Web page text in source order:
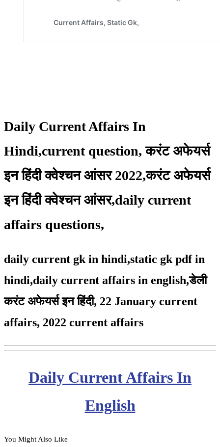
Daily Current Affairs In
Hindi,current question, करंट अफेयर्स
इन हिंदी क्वेश्चन आंसर 2022,करंट अफेयर्स
इन हिंदी क्वेश्चन आंसर,daily current
affairs questions,
daily current gk in hindi,static gk pdf in
hindi,daily current affairs in english,डेली
करंट अफेयर्स इन हिंदी, 22 January current
affairs, 2022 current affairs
Daily Current Affairs In
English
You Might Also Like